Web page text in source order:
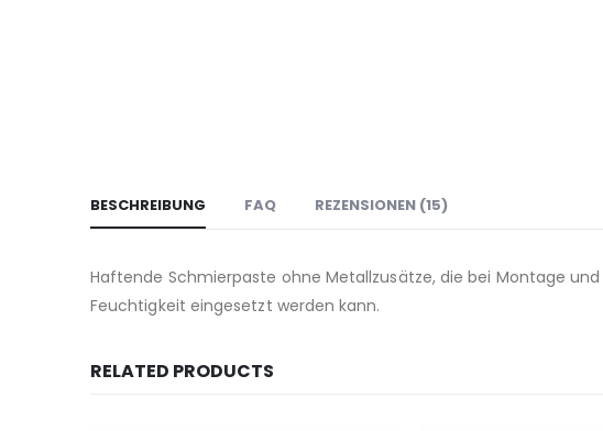
BESCHREIBUNG FAQ REZENSIONEN (15)
Haftende Schmierpaste ohne Metallzusätze, die bei Montage
Feuchtigkeit eingesetzt werden kann.
RELATED PRODUCTS